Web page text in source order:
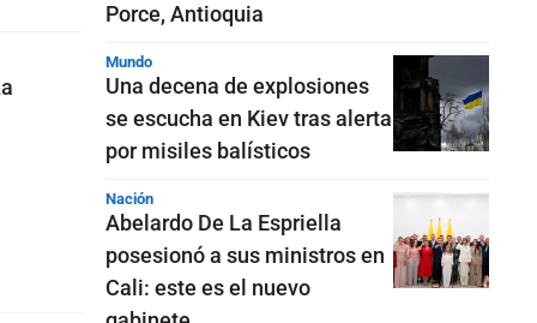
Porce, Antioquia
Mundo
Una decena de explosiones
se escucha en Kiev tras alerta
por misiles balísticos
Nación
Abelardo De La Espriella
posesionó a sus ministros en
Cali: este es el nuevo